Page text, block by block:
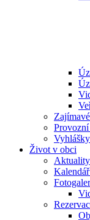
Život v obci
Aktuality